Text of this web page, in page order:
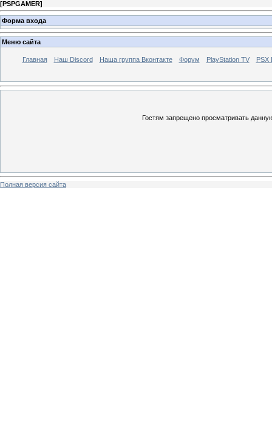
[PSPGAMER]
Форма входа
Меню сайта
Главная Наш Discord Наша группа Вконтакте Форум PlayStation TV PSX
Гостям запрещено просматривать
Полная версия сайта